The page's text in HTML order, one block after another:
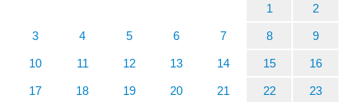
1
2
3 4 5 6 7 8 9
10 11 12 13 14 15 16
17 18 19 20 21 22 23